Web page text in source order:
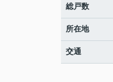
総戸数
所在地
交通